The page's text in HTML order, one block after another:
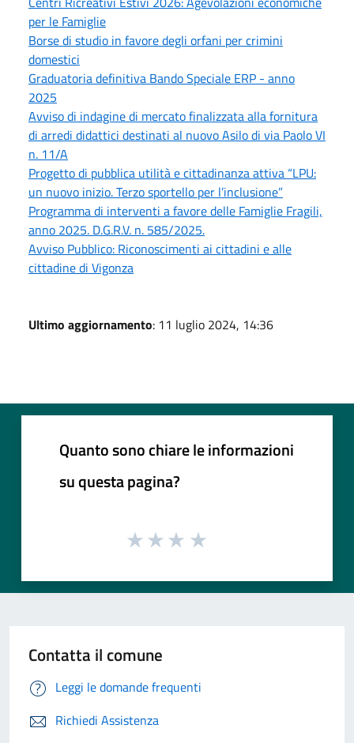
per le Famiglie
Borse di studio in favore degli orfani per crimini
domestici
Graduatoria definitiva Bando Speciale ERP - anno
2025
Avviso di indagine di mercato finalizzata alla fornitura
di arredi didattici destinati al nuovo Asilo di via Paolo VI
n. 11/A
Progetto di pubblica utilità e cittadinanza attiva “LPU:
un nuovo inizio. Terzo sportello per l’inclusione”
Programma di interventi a favore delle Famiglie Fragili,
anno 2025. D.G.R.V. n. 585/2025.
Avviso Pubblico: Riconoscimenti ai cittadini e alle
cittadine di Vigonza
Ultimo aggiornamento: 11 luglio 2024, 14:36
Quanto sono chiare le informazioni
su questa pagina?
Contatta il comune
Leggi le domande frequenti
Richiedi Assistenza